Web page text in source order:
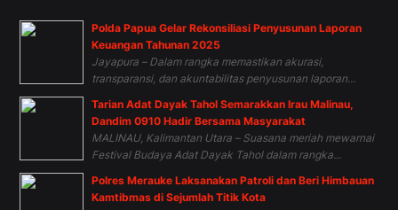
Polda Papua Gelar Rekonsiliasi Penyusunan Laporan
Keuangan Tahunan 2025
Jayapura – Dalam rangka memastikan akurasi,
transparansi, dan akuntabilitas penyusunan laporan...
Tarian Adat Dayak Tahol Semarakkan Irau Malinau,
Dandim 0910 Hadir Bersama Masyarakat
MALINAU, Kalimantan Utara – Suasana meriah mewarnai
Festival Budaya Adat Dayak Tahol dalam rangka...
Polres Merauke Laksanakan Patroli dan Beri Himbauan
Kamtibmas di Sejumlah Titik Kota